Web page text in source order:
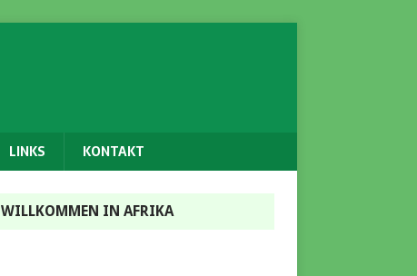
LINKS KONTAKT
WILLKOMMEN IN AFRIKA